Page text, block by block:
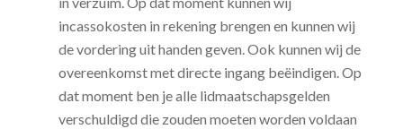
incassokosten in rekening brengen en kunnen wij
de vordering uit handen geven. Ook kunnen wij de
overeenkomst met directe ingang beëindigen. Op
dat moment ben je alle lidmaatschapsgelden
verschuldigd die zouden moeten worden voldaan